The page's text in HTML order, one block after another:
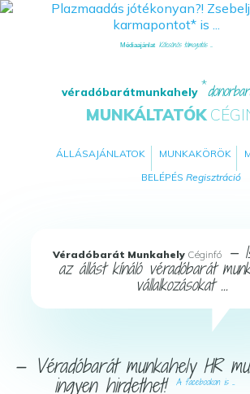
Médiaajánlat Kölcsönös támogatás ...
véradóbarátmunkahely
MUNKÁLTATÓK
ÁLLÁSAJÁNLATOK MUNKAKÖRÖK
BELÉPÉS Regisztráció
Véradóbarát Munkahely Céginfó —
az állást kínáló véradóbarát
vállalkozásokat ...
— Véradóbarát munkahely HR
ingyen hirdethet! A facebookon is ...